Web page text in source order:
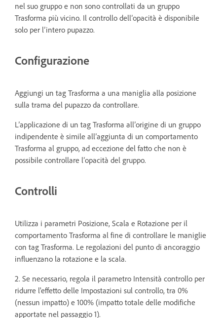
nel suo gruppo e non sono controllati da un gruppo
Trasforma più vicino. Il controllo dell’opacità è disponibile
solo per l’intero pupazzo.
Configurazione
Aggiungi un tag Trasforma a una maniglia alla posizione
sulla trama del pupazzo da controllare.
L’applicazione di un tag Trasforma all’origine di un gruppo
indipendente è simile all’aggiunta di un comportamento
Trasforma al gruppo, ad eccezione del fatto che non è
possibile controllare l’opacità del gruppo.
Controlli
Utilizza i parametri Posizione, Scala e Rotazione per il
comportamento Trasforma al fine di controllare le maniglie
con tag Trasforma. Le regolazioni del punto di ancoraggio
influenzano la rotazione e la scala.
2. Se necessario, regola il parametro Intensità controllo per
ridurre l'effetto delle Impostazioni sul controllo, tra 0%
(nessun impatto) e 100% (impatto totale delle modifiche
apportate nel passaggio 1).